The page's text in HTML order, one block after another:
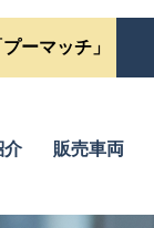
介 販売車両
ーマッチ」